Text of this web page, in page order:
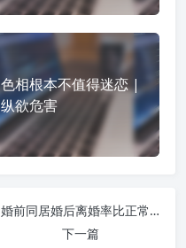
色相根本不值得迷恋 |
纵欲危害
婚前同居婚后离婚率比正常夫妻高40% | 纵欲危害
下一篇